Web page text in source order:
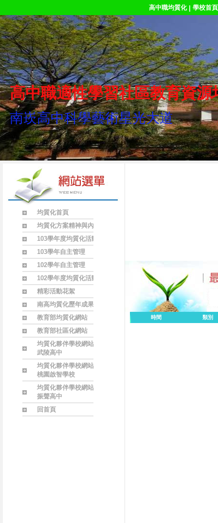
高中職均質化| 學校首頁
高中職適性學習社區教育資源
南崁高中科學藝術星光大道
均質化首頁
均質化方案精神與內涵
103學年度均質化活動
103學年自主管理
102學年自主管理
102學年度均質化活動
精彩活動花絮
南高均質化歷年成果
教育部均質化網站
教育部社區化網站
均質化夥伴學校網站
武陵高中
均質化夥伴學校網站
桃園啟智學校
均質化夥伴學校網站
振聲高中
回首頁
時間 類別